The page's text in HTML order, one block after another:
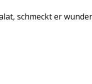
schmeckt er